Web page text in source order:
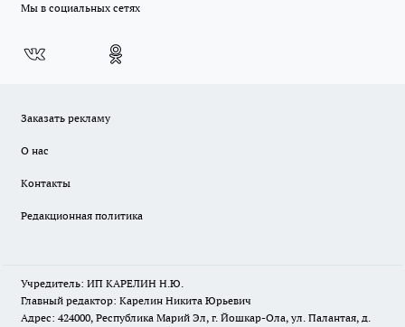
Мы в социальных сетях
Заказать рекламу
О нас
Контакты
Редакционная политика
Учредитель: ИП КАРЕЛИН Н.Ю.
Главный редактор: Карелин Никита Юрьевич
Адрес: 424000, Республика Марий Эл, г. Йошкар-Ола, ул. Палантая, д.